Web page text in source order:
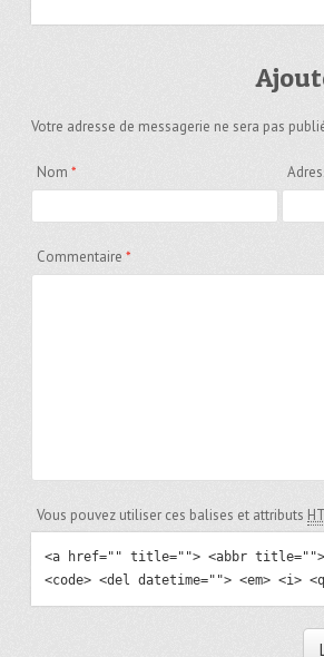
Votre adresse de messagerie ne sera pas
Nom *
Commentaire *
Vous pouvez utiliser ces balises et attributs
<a href="" title=""> <abbr title="">
<code> <del datetime=""> <em> <i>